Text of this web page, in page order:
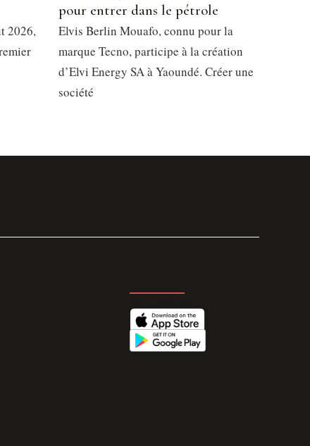
2026,
pour entrer dans le pétrole
Elvis Berlin Mouafo, connu pour la
marque Tecno, participe à la création
d’Elvi Energy SA à Yaoundé. Créer une
société